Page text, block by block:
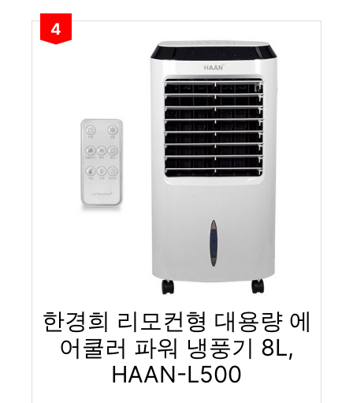
4
한경희 리모컨형 대용량 에
어쿨러 파워 냉풍기 8L,
HAAN-L500